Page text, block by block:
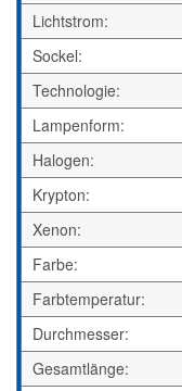
Lichtstrom:
Sockel:
Technologie:
Lampenform:
Halogen:
Krypton:
Xenon:
Farbe:
Farbtemperatur:
Durchmesser:
Gesamtlänge: